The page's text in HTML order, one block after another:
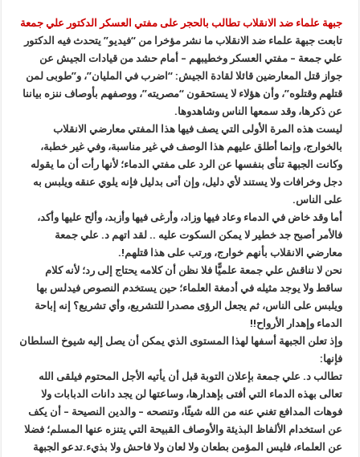
جبهة علماء ضد الانقلاب تطالب بالحجر على مفتي العسكر الدكتور علي جمعة
تابعت جبهة علماء ضد الانقلاب ما نشر مؤخرا من “فيديو” يتحدث فيه الدكتور
علي جمعة – مفتي العسكر وخطيبهم – أمام حشد من قيادات الجيش عن
جواز قتل المعارضين قائلا لقادة الجيش: “اضرب في المليان”، و”طوبى لمن
قتلهم وقتلوه”، وأن هؤلاء لا يستحقون “مصريته”، ووصفهم بأوصاف ننزه بياننا
عن ذكرها، وقد سمعها الناس وشاهدوها.
ليست هذه المرة الأولى التي يصف فيها هذا المفتي معارضي الانقلاب
بالخوارج، وإنما أطلق عليهم هذا الوصف في غير مناسبة، وفي غير خطبة،
وكانت الجبهة تنأى بنفسها عن الرد على مفتي الدماء؛ لأنها رأت أن ما يقوله
دجل وخرافات ولا يستند لأي دليل، وإن أتى بدليل فإنه يلوي عنقه ويلبس به
على الناس.
أما وقد خاض في الدماء وعاد فيها وزاد، وأرغى فيها وأزبد، وألح عليها وأكد،
فالأمر أصبح جد خطير لا يمكن السكوت عليه .. لقد اتهم د. علي جمعة
معارضي الانقلاب بأنهم خوارج، ورتب على هذا قتلهم!.
نحن لا نناقش علي جمعة علميًّا فلا نظن أن كلامه يحتاج إلى رد؛ لأنه كلام
ساقط ولا يوجد مثيله في أدمغة العلماء؛ حين يستخدم النصوص فيدلس بها
ويلبس على الناس، ثم يجعل الرؤى مصدرا للتشريع، وأي تشريع؟ إنه إباحة
الدماء وإهدار الأرواح!!
وإذ تعلن الجبهة أسفها لهذا المستوى الذي يمكن أن يصل إليه شيوخ السلطان
فإنها:
تطالب د. علي جمعة بإعلان التوبة قبل أن يأتيه الأجل المحتوم فيلقى الله
تعالى بهذه الدماء التي أفتى بإهدارها، وساعتها لن يجد دانات الدبابات ولا
فوهات المدافع تغني عنه من الله شيئًا، وتنصحه – والدين النصيحة – أن يكف
عن استخدام الألفاظ البذيئة والأوصاف القبيحة التي يتنزه عنها المسلم؛ فضلا
عن العلماء، فليس المؤمن بطعان ولا لعان ولا فاحش ولا بذيء.تدعو الجبهة